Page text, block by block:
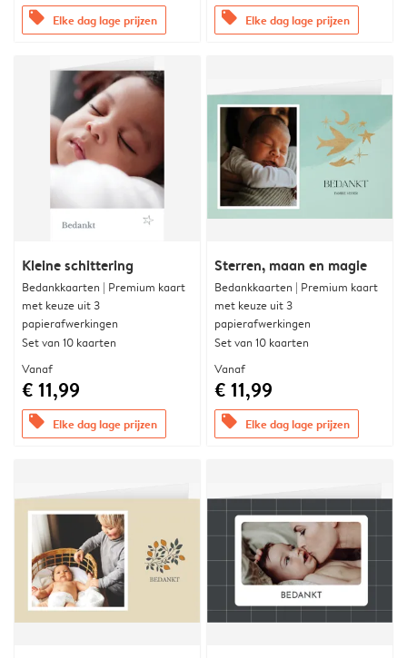
offers Elke dag lage prijzen offers Elke dag lage prijzen
Kleine schittering
Bedankkaarten | Premium kaart
met keuze uit 3
papierafwerkingen
Set van 10 kaarten
Vanaf
€ 11,99
offers Elke dag lage prijzen
Sterren, maan en magie
Bedankkaarten | Premium kaart
met keuze uit 3
papierafwerkingen
Set van 10 kaarten
Vanaf
€ 11,99
offers Elke dag lage prijzen